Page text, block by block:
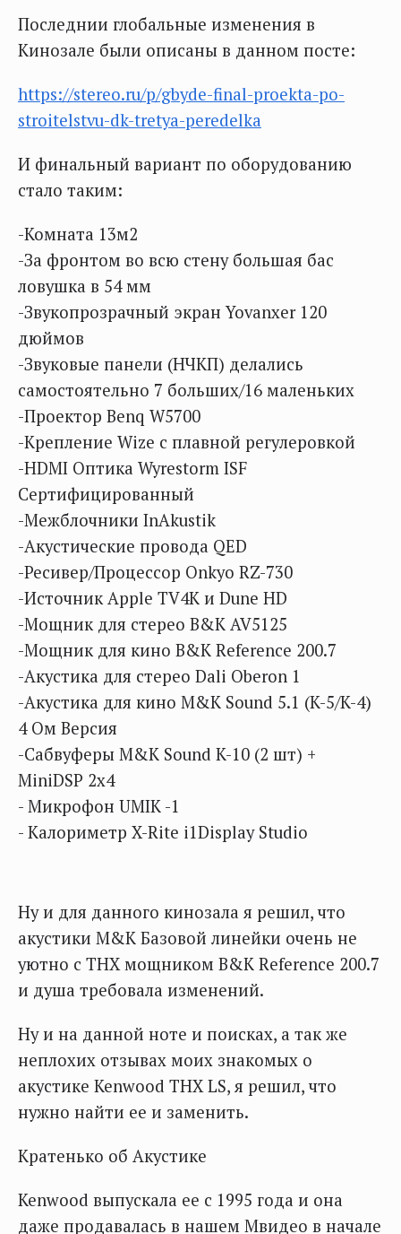
Последнии глобальные изменения в
Кинозале были описаны в данном посте:
https://stereo.ru/p/gbyde-final-proekta-po-
stroitelstvu-dk-tretya-peredelka
И финальный вариант по оборудованию
стало таким:
-Комната 13м2
-За фронтом во всю стену большая бас
ловушка в 54 мм
-Звукопрозрачный экран Yovanxer 120
дюймов
-Звуковые панели (НЧКП) делались
самостоятельно 7 больших/16 маленьких
-Проектор Benq W5700
-Крепление Wize с плавной регулеровкой
-HDMI Оптика Wyrestorm ISF
Сертифицированный
-Межблочники InAkustik
-Акустические провода QED
-Ресивер/Процессор Onkyo RZ-730
-Источник Apple TV4K и Dune HD
-Мощник для стерео B&K AV5125
-Мощник для кино B&K Reference 200.7
-Акустика для стерео Dali Oberon 1
-Акустика для кино M&K Sound 5.1 (K-5/K-4)
4 Ом Версия
-Сабвуферы M&K Sound K-10 (2 шт) +
MiniDSP 2x4
- Микрофон UMIK -1
- Калориметр X-Rite i1Display Studio
Ну и для данного кинозала я решил, что
акустики M&K Базовой линейки очень не
уютно с THX мощником B&K Reference 200.7
и душа требовала изменений.
Ну и на данной ноте и поисках, а так же
неплохих отзывах моих знакомых о
акустике Kenwood THX LS, я решил, что
нужно найти ее и заменить.
Кратенько об Акустике
Kenwood выпускала ее с 1995 года и она
даже продавалась в нашем Mвидео в начале